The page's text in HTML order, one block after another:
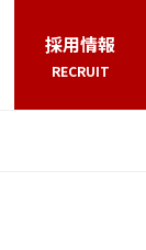
採用情報
RECRUIT